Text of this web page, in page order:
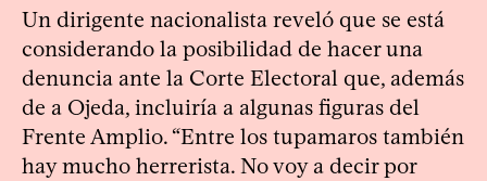
Un dirigente nacionalista reveló que se está
considerando la posibilidad de hacer una
denuncia ante la Corte Electoral que, además
de a Ojeda, incluiría a algunas figuras del
Frente Amplio. “Entre los tupamaros también
hay mucho herrerista. No voy a decir por